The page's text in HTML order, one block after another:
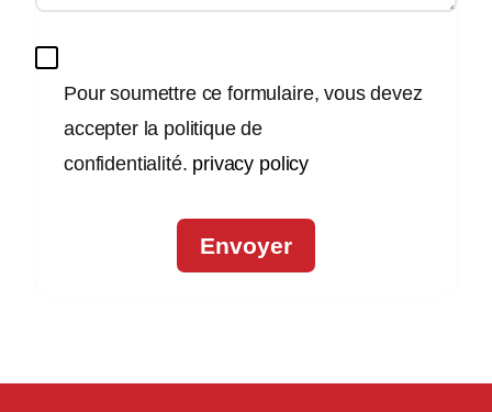
Pour soumettre ce formulaire, vous devez
accepter la politique de
confidentialité. privacy policy
Envoyer